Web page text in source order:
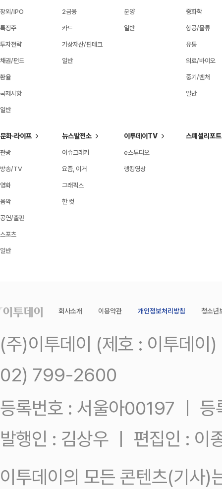
장외/IPO
특징주
투자전략
채권/펀드
환율
국제시황
일반
2금융
카드
가상자산/핀테크
일반
분양
일반
중화학
항공/물류
유통
의료/바이오
중기/벤처
일반
문화·라이프
관광
방송/TV
영화
음악
공연/출판
스포츠
일반
뉴스발전소
이슈크래커
요즘, 이거
그래픽스
한 컷
이투데이TV
e스튜디오
랭킹영상
스페셜리포트
회사소개 이용약관 개인정보처리방침 청소년
(주)이투데이 (제호 : 이투데
02) 799-2600
등록번호 : 서울아00197 ㅣ
발행인 : 김상우 ㅣ 편집인 : 이
이투데이의 모든 콘텐츠(기사)